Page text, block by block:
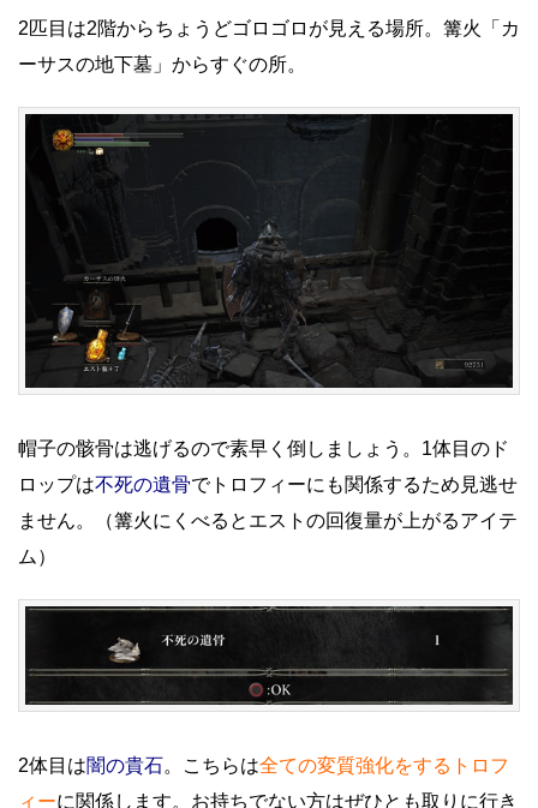
2匹目は2階からちょうどゴロゴロが見える場所。篝火「カ
ーサスの地下墓」からすぐの所。
帽子の骸骨は逃げるので素早く倒しましょう。1体目のド
ロップは不死の遺骨でトロフィーにも関係するため見逃せ
ません。（篝火にくべるとエストの回復量が上がるアイテ
ム）
2体目は闇の貴石。こちらは全ての変質強化をするトロフ
ィーに関係します。お持ちでない方はぜひとも取りに行き